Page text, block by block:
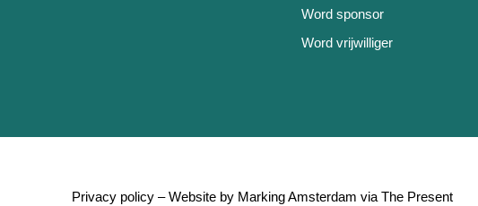
Word sponsor
Word vrijwilliger
Privacy policy – Website by Marking Amsterdam via The Present